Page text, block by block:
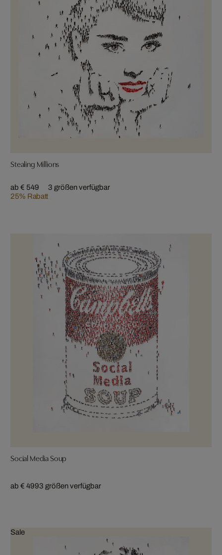
Stealing Millions
ab € 549
25% Rabatt
3 größen verfügbar
Social Media Soup
ab € 4993 größen verfügbar
Sale